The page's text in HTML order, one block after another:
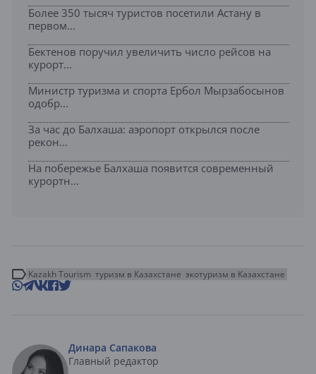
Более 350 тысяч туристов посетили Астану в
первом...
Бектенов поручил увеличить число рейсов на
курорт...
Министр туризма и спорта Ербол Мырзабосынов
одобр...
За час до Балхаша: аэропорт открылся после
рекон...
На побережье Балхаша появится современный
курортн...
Kazakh Tourism туризм в Казахстане экотуризм в Казахстане
Динара Сапакова
Главный редактор